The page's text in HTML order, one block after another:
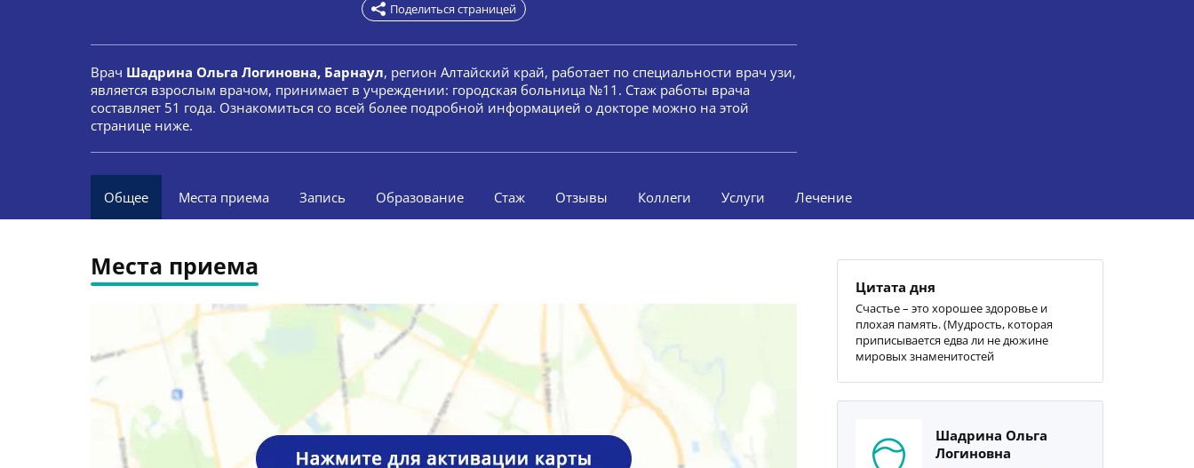
Поделиться страницей
Врач Шадрина Ольга Логиновна, Барнаул, регион Алтайский край, работает по специальности врач узи,
является взрослым врачом, принимает в учреждении: городская больница №11. Стаж работы врача
составляет 51 года. Ознакомиться со всей более подробной информацией о докторе можно на этой
странице ниже.
Общее Места приема Запись Образование Стаж Отзывы Коллеги Услуги Лечение
Места приема
Цитата дня
Счастье – это хорошее здоровье и
плохая память. (Мудрость, которая
приписывается едва ли не дюжине
мировых знаменитостей
Шадрина Ольга
Логиновна